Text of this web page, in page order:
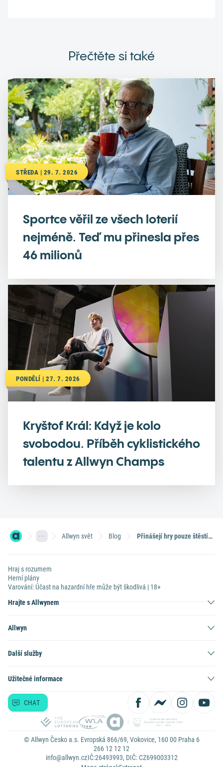
Přečtěte si také
STŘEDA | 29. 7. 2026
Sportce věřil ze všech loterií
nejméně. Teď mu přinesla přes
46 milionů
PONDĚLÍ | 27. 7. 2026
Kryštof Král: Když je kolo
svobodou. Příběh cyklistického
talentu z Allwyn Champs
Allwyn svět Blog Přinášejí hry pouze štěstí? Sazka spouští projekt odpovědného hraní Hraj s rozumem
Hraj s rozumem
Herní plány
Varování: Účast na hazardní hře může být škodlivá | 18+
Hrajte s Allwynem
Allwyn
Další služby
Užitečné informace
CHAT
© Allwyn Česko a.s. Evropská 866/69, Vokovice, 160 00 Praha 6
266 12 12 12
info@allwyn.czIČ:26493993, DIČ: CZ699003312